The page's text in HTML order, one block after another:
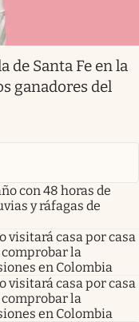
de Santa Fe en la
ganadores del
con 48 horas de
y ráfagas de
visitará casa por casa
la
en Colombia
visitará casa por casa
la
en Colombia